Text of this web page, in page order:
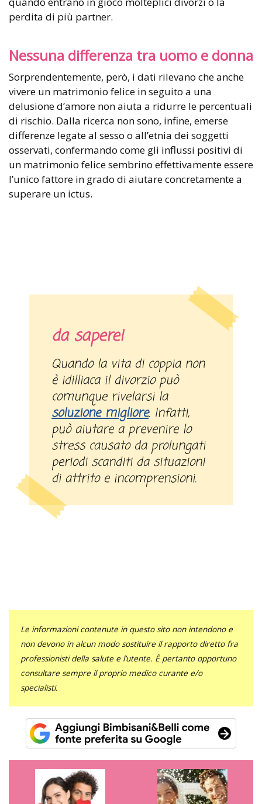
perdita di più partner.
Nessuna differenza tra uomo e donna
Sorprendentemente, però, i dati rilevano che anche
vivere un matrimonio felice in seguito a una
delusione d’amore non aiuta a ridurre le percentuali
di rischio. Dalla ricerca non sono, infine, emerse
differenze legate al sesso o all’etnia dei soggetti
osservati, confermando come gli influssi positivi di
un matrimonio felice sembrino effettivamente essere
l’unico fattore in grado di aiutare concretamente a
superare un ictus.
da sapere!
Quando la vita di coppia non
è idilliaca il divorzio può
comunque rivelarsi la
soluzione migliore. Infatti,
può aiutare a prevenire lo
stress causato da prolungati
periodi scanditi da situazioni
di attrito e incomprensioni.
Le informazioni contenute in questo sito non intendono e
non devono in alcun modo sostituire il rapporto diretto fra
professionisti della salute e l’utente. È pertanto opportuno
consultare sempre il proprio medico curante e/o
specialisti.